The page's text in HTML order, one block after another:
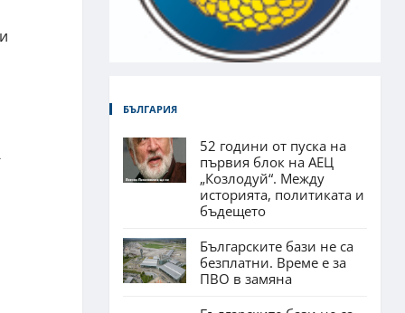
БЪЛГАРИЯ
52 години от пуска на
първия блок на АЕЦ
„Козлодуй“. Между
историята, политиката и
бъдещето
Българските бази не са
безплатни. Време е за
ПВО в замяна